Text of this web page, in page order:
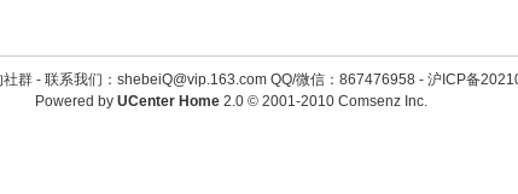
社群 - 联系我们：shebeiQ@vip.163.com QQ/微信：867476958- 沪ICP备
Powered by UCenter Home 2.0© 2001-2010 Comsenz Inc.